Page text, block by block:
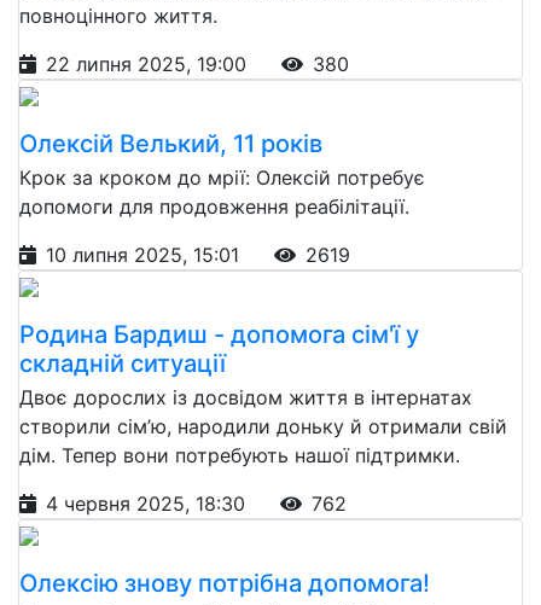
повноцінного життя.
22 липня 2025, 19:00
380
Олексій Велький, 11 років
Крок за кроком до мрії: Олексій потребує
допомоги для продовження реабілітації.
10 липня 2025, 15:01
2619
Родина Бардиш - допомога сім'ї у
складній ситуації
Двоє дорослих із досвідом життя в інтернатах
створили сім’ю, народили доньку й отримали свій
дім. Тепер вони потребують нашої підтримки.
4 червня 2025, 18:30
762
Олексію знову потрібна допомога!